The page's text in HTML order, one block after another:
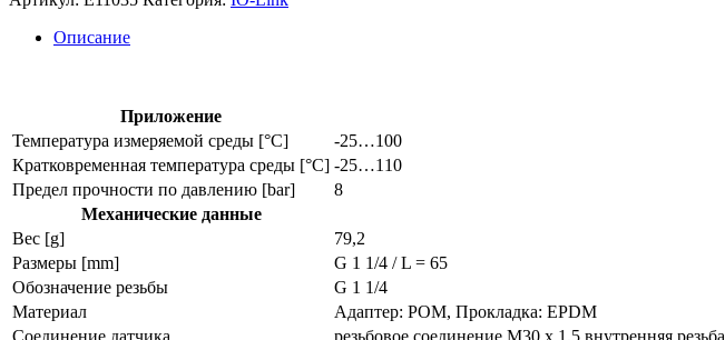
адаптер
емкостных
Описание
Приложение
Температура измеряемой среды [°C]
-25…100
Кратковременная температура среды [°C] -25…110
Предел прочности по давлению [bar]
8
Механические данные
Вес [g]
79,2
Размеры [mm]
G 1 1/4 / L = 65
Обозначение резьбы
G 1 1/4
Материал
Адаптер: POM, Прокладка: EPDM
Соединение датчика
резьбовое соединение M30 x 1,5 внутренняя резьба